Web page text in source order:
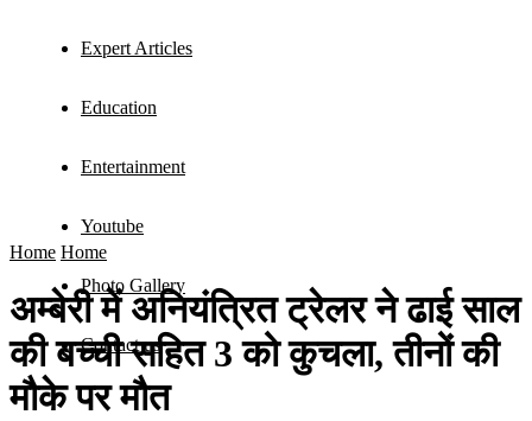
Expert Articles
Education
Entertainment
Youtube
Photo Gallery
Contact us
Home Home
अम्बेरी में अनियंत्रित ट्रेलर ने ढाई साल
की बच्ची सहित 3 को कुचला, तीनों की
मौके पर मौत